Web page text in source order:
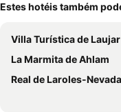
Estes hotéis também
Villa Turística de Laujar de
La Marmita de Ahlam
Real de Laroles-Nevada, senderismo y